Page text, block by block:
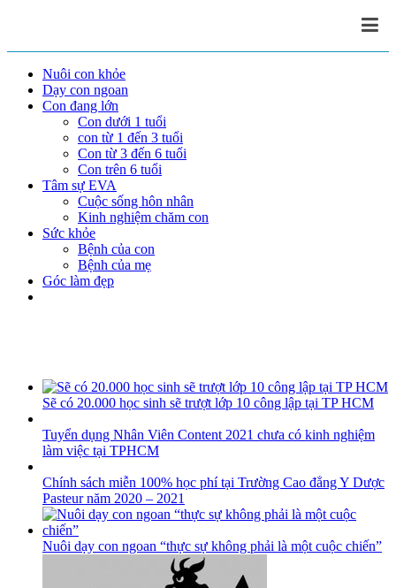
Nuôi con khỏe
Dạy con ngoan
Con đang lớn
Con dưới 1 tuổi
con từ 1 đến 3 tuổi
Con từ 3 đến 6 tuổi
Con trên 6 tuổi
Tâm sự EVA
Cuộc sống hôn nhân
Kinh nghiệm chăm con
Sức khỏe
Bệnh của con
Bệnh của mẹ
Góc làm đẹp
Sẽ có 20.000 học sinh sẽ trượt lớp 10 công lập tại TP HCM
Tuyển dụng Nhân Viên Content 2021 chưa có kinh nghiệm
làm việc tại TPHCM
Chính sách miễn 100% học phí tại Trường Cao đẳng Y Dược
Pasteur năm 2020 – 2021
Nuôi dạy con ngoan “thực sự không phải là một cuộc chiến”